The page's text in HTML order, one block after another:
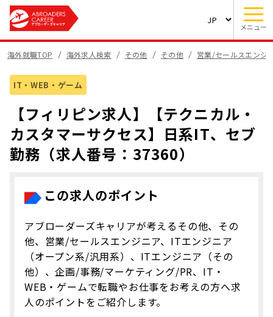
メニュー
海外就職TOP 海外求人検索 その他 その他 営業/セールスエンジ
IT・WEB・ゲーム
【フィリピン求人】【テクニカル・
カスタマーサクセス】日系IT、セブ
勤務（求人番号：37360）
この求人のポイント
アブローダーズキャリアが考えるその他、その
他、営業/セールスエンジニア、ITエンジニア
（オープン系/汎用系）、ITエンジニア（その
他）、企画/事務/マーケティング/PR、IT・
WEB・ゲームで転職やお仕事をお考えの方へ求
人のポイントをご紹介します。